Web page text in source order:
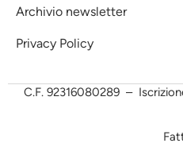
Archivio newsletter
Privacy Policy
C.F. 92316080289 –